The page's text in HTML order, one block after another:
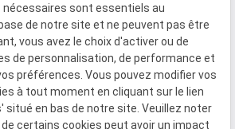
compétences
de
Gestion
Plan du
site
sont essentiels au
de notre site et ne peuvent pas être
vous avez le choix d'activer ou de
de personnalisation, de performance et
préférences. Vous pouvez modifier vos
à tout moment en cliquant sur le lien
situé en bas de notre site. Veuillez noter
certains cookies peut avoir un impact